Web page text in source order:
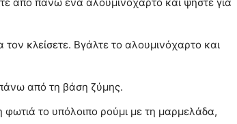
κλείσετε. Βγάλτε το αλουμινόχαρτο και
από τη βάση ζύμης.
φωτιά το υπόλοιπο ρούμι με τη μαρμελάδα,